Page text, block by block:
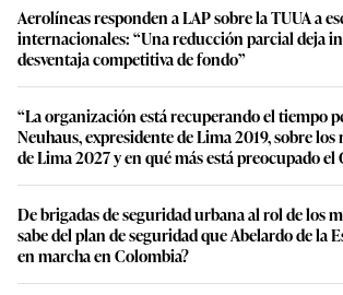
Aerolíneas responden a LAP sobre la TUUA a
internacionales: “Una reducción parcial deja
desventaja competitiva de fondo”
“La organización está recuperando el tiempo
Neuhaus, expresidente de Lima 2019, sobre los
de Lima 2027 y en qué más está preocupado el
De brigadas de seguridad urbana al rol de los
sabe del plan de seguridad que Abelardo de la
en marcha en Colombia?